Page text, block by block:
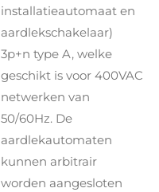
installatieautomaat en
aardlekschakelaar)
3p+n type A, welke
geschikt is voor 400VAC
netwerken van
50/60Hz. De
aardlekautomaten
kunnen arbitrair
worden aangesloten